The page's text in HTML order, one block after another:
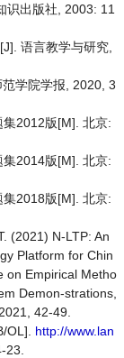
识出版社, 2003: 11
语言教学与研究,
学院学报, 2020, 3
2012版[M]. 北京:
2014版[M]. 北京:
2018版[M]. 北京:
(2021) N-LTP: An
Platform for Chin
on Empirical Metho
Demon-strations,
42-49.
OL]. http://www.lan
23.